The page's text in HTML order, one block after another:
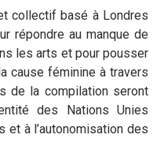
collectif basé à Londres
répondre au manque de
les arts et pour pousser
cause féminine à travers
de la compilation seront
des Nations Unies
et à l’autonomisation des